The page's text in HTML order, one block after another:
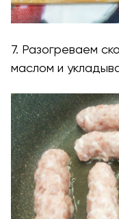
7. Разогреваем
маслом и